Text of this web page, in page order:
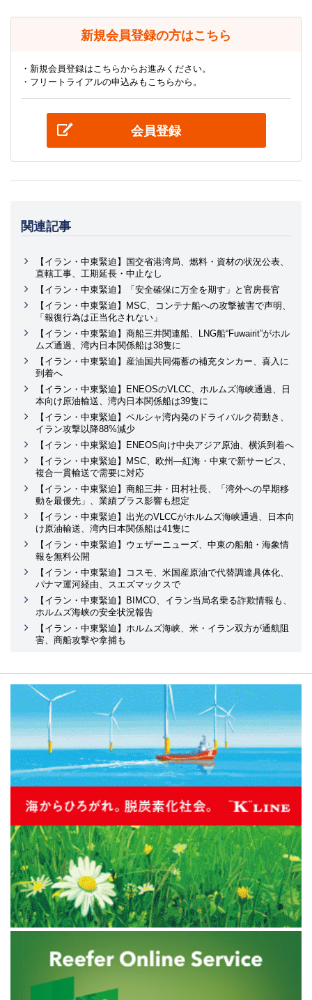
新規会員登録の方はこちら
・新規会員登録はこちらからお進みください。
・フリートライアルの申込みもこちらから。
会員登録
関連記事
【イラン・中東緊迫】国交省港湾局、燃料・資材の状況公表、
直轄工事、工期延長・中止なし
【イラン・中東緊迫】「安全確保に万全を期す」と官房長官
【イラン・中東緊迫】MSC、コンテナ船への攻撃被害で声明、
「報復行為は正当化されない」
【イラン・中東緊迫】商船三井関連船、LNG船“Fuwairit”がホル
ムズ通過、湾内日本関係船は38隻に
【イラン・中東緊迫】産油国共同備蓄の補充タンカー、喜入に
到着へ
【イラン・中東緊迫】ENEOSのVLCC、ホルムズ海峡通過、日
本向け原油輸送、湾内日本関係船は39隻に
【イラン・中東緊迫】ペルシャ湾内発のドライバルク荷動き、
イラン攻撃以降88%減少
【イラン・中東緊迫】ENEOS向け中央アジア原油、横浜到着へ
【イラン・中東緊迫】MSC、欧州―紅海・中東で新サービス、
複合一貫輸送で需要に対応
【イラン・中東緊迫】商船三井・田村社長、「湾外への早期移
動を最優先」、業績プラス影響も想定
【イラン・中東緊迫】出光のVLCCがホルムズ海峡通過、日本向
け原油輸送、湾内日本関係船は41隻に
【イラン・中東緊迫】ウェザーニューズ、中東の船舶・海象情
報を無料公開
【イラン・中東緊迫】コスモ、米国産原油で代替調達具体化、
パナマ運河経由、スエズマックスで
【イラン・中東緊迫】BIMCO、イラン当局名乗る詐欺情報も、
ホルムズ海峡の安全状況報告
【イラン・中東緊迫】ホルムズ海峡、米・イラン双方が通航阻
害、商船攻撃や拿捕も